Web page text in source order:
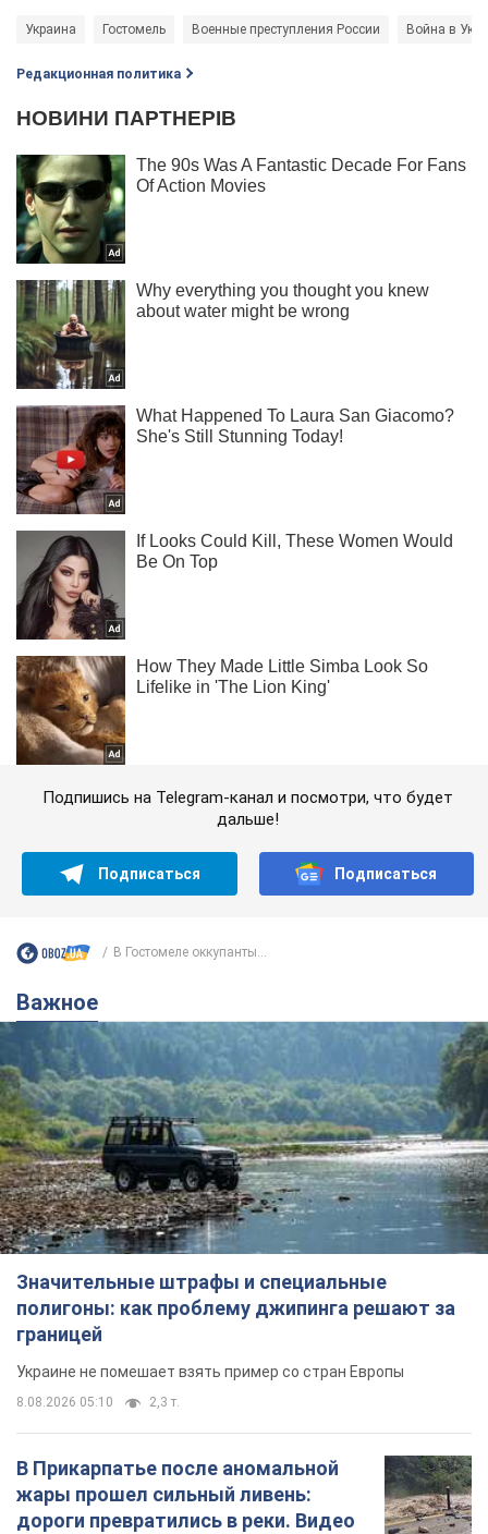
Украина Гостомель Военные преступления России Война в
Редакционная политика
Подпишись на Telegram-канал и посмотри, что будет
дальше!
Подписаться Подписаться
В Гостомеле оккупанты...
Важное
Значительные штрафы и специальные
полигоны: как проблему джипинга решают за
границей
Украине не помешает взять пример со стран Европы
8.08.2026 05:10 2,3 т.
В Прикарпатье после аномальной
жары прошел сильный ливень:
дороги превратились в реки. Видео